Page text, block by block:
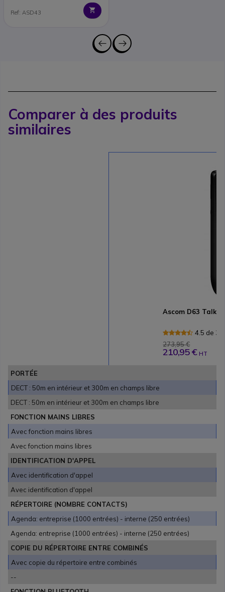
Ref: ASD43
Comparer à des produits
similaires
Ascom D63 Talker
4.5 de 3
273,95 €
210,95 € HT
PORTÉE
DECT : 50m en intérieur et 300m en champs libre
DECT : 50m en intérieur et 300m en champs libre
FONCTION MAINS LIBRES
Avec fonction mains libres
Avec fonction mains libres
IDENTIFICATION D'APPEL
Avec identification d'appel
Avec identification d'appel
RÉPERTOIRE (NOMBRE CONTACTS)
Agenda: entreprise (1000 entrées) - interne (250 entrées)
Agenda: entreprise (1000 entrées) - interne (250 entrées)
COPIE DU RÉPERTOIRE ENTRE COMBINÉS
Avec copie du répertoire entre combinés
--